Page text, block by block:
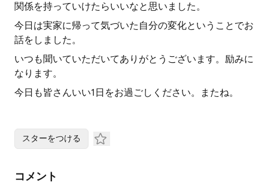
関係を持っていけたらいいなと思いました。
今日は実家に帰って気づいた自分の変化ということでお
話をしました。
いつも聞いていただいてありがとうございます。励みに
なります。
今日も皆さんいい1日をお過ごしください。またね。
スターをつける
コメント